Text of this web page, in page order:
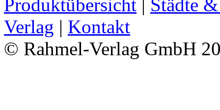
Produktübersicht | Städte
Verlag | Kontakt
© Rahmel-Verlag GmbH